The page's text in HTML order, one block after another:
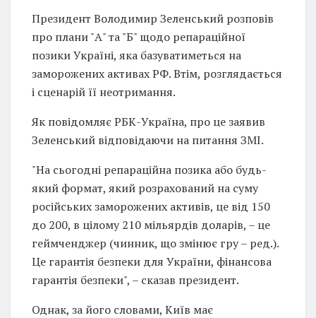
Президент Володимир Зеленський розповів
про плани "А" та "Б" щодо репараційної
позики Україні, яка базуватиметься на
заморожених активах РФ. Втім, розглядається
і сценарій її неотримання.
Як повідомляє РБК-Україна, про це заявив
Зеленський відповідаючи на питання ЗМІ.
"На сьогодні репараційна позика або будь-
який формат, який розрахований на суму
російських заморожених активів, це від 150
до 200, в цілому 210 мільярдів доларів, – це
геймченджер (чинник, що змінює гру – ред.).
Це гарантія безпеки для України, фінансова
гарантія безпеки", – сказав президент.
Однак, за його словами, Київ має